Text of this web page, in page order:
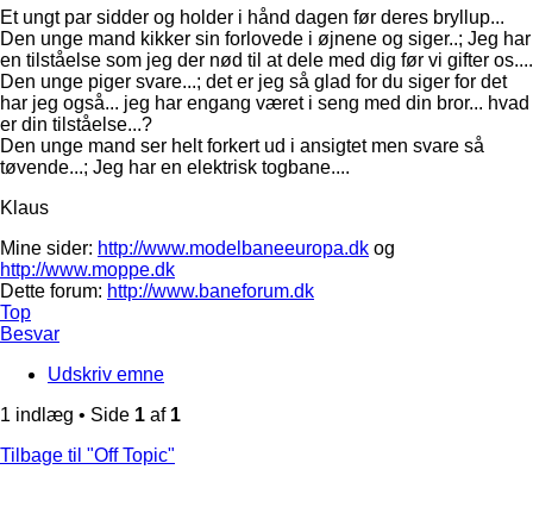
Et ungt par sidder og holder i hånd dagen før deres bryllup...
Den unge mand kikker sin forlovede i øjnene og siger..; Jeg har
en tilståelse som jeg der nød til at dele med dig før vi gifter os....
Den unge piger svare...; det er jeg så glad for du siger for det
har jeg også... jeg har engang været i seng med din bror... hvad
er din tilståelse...?
Den unge mand ser helt forkert ud i ansigtet men svare så
tøvende...; Jeg har en elektrisk togbane....
Klaus
Mine sider: http://www.modelbaneeuropa.dk og
http://www.moppe.dk
Dette forum: http://www.baneforum.dk
Top
Besvar
Udskriv emne
1 indlæg • Side 1 af 1
Tilbage til "Off Topic"